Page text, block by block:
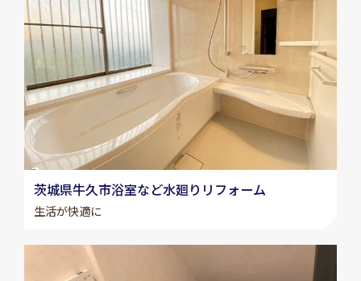
茨城県牛久市浴室など水廻りリフォーム
生活が快適に